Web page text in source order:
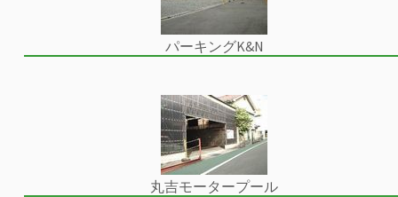
パーキングK&N
丸吉モータープール